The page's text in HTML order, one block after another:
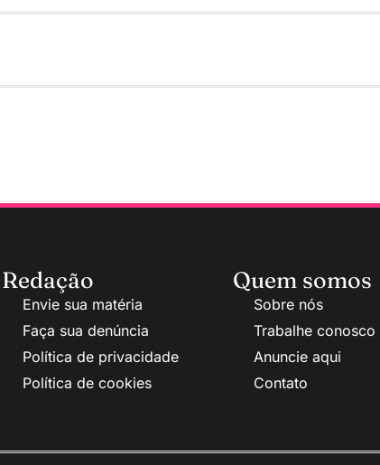
Redação
Envie sua matéria
Faça sua denúncia
Política de privacidade
Política de cookies
Quem somos
Sobre nós
Trabalhe conosco
Anuncie aqui
Contato